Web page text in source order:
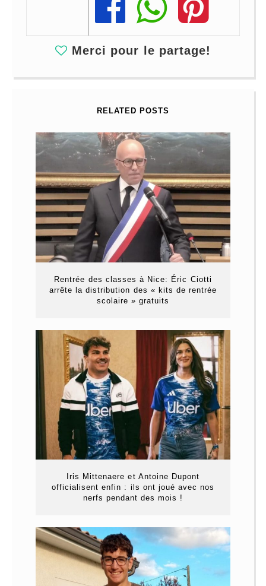
Share
Share
Share
Merci pour le partage!
RELATED POSTS
Rentrée des classes à Nice: Éric Ciotti
arrête la distribution des « kits de rentrée
scolaire » gratuits
Iris Mittenaere et Antoine Dupont
officialisent enfin : ils ont joué avec nos
nerfs pendant des mois !